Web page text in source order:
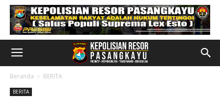
Beranda BERITA
BERITA